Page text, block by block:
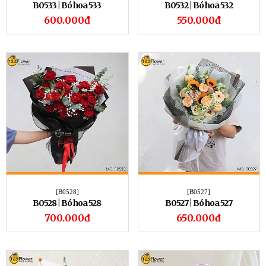
B0533 | Bó hoa 533
600.000đ
B0532 | Bó hoa 532
550.000đ
[B0528]
B0528 | Bó hoa 528
700.000đ
[B0527]
B0527 | Bó hoa 527
650.000đ